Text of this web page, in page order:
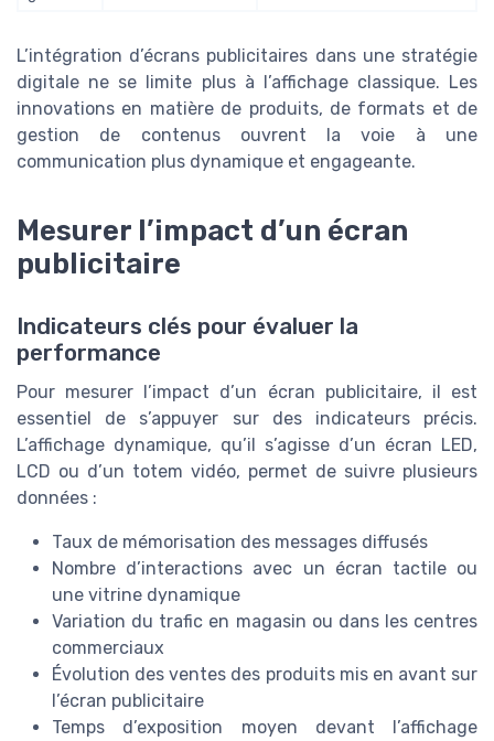
L’intégration d’écrans publicitaires dans une stratégie
digitale ne se limite plus à l’affichage classique. Les
innovations en matière de produits, de formats et de
gestion de contenus ouvrent la voie à une
communication plus dynamique et engageante.
Mesurer l’impact d’un écran
publicitaire
Indicateurs clés pour évaluer la
performance
Pour mesurer l’impact d’un écran publicitaire, il est
essentiel de s’appuyer sur des indicateurs précis.
L’affichage dynamique, qu’il s’agisse d’un écran LED,
LCD ou d’un totem vidéo, permet de suivre plusieurs
données :
Taux de mémorisation des messages diffusés
Nombre d’interactions avec un écran tactile ou
une vitrine dynamique
Variation du trafic en magasin ou dans les centres
commerciaux
Évolution des ventes des produits mis en avant sur
l’écran publicitaire
Temps d’exposition moyen devant l’affichage